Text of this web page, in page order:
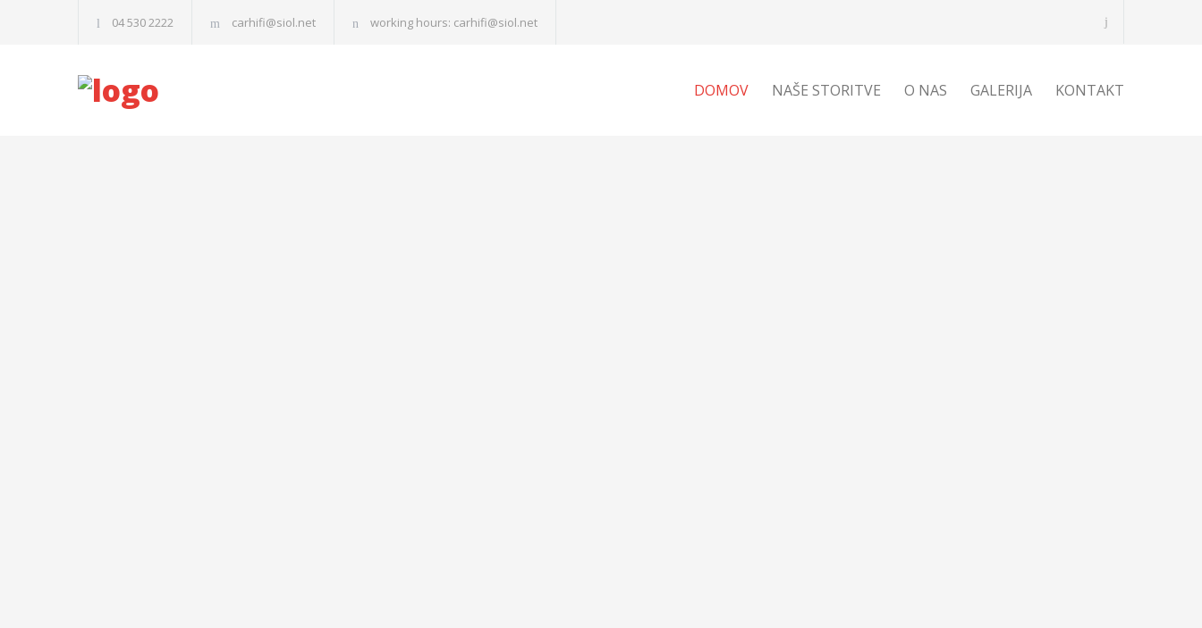
04 530 2222 carhifi@siol.net working hours: carhifi@siol.net
DOMOV NAŠE STORITVE O NAS GALERIJA KONTAKT